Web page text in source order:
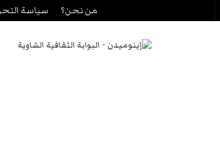
من نحن؟ سياسة